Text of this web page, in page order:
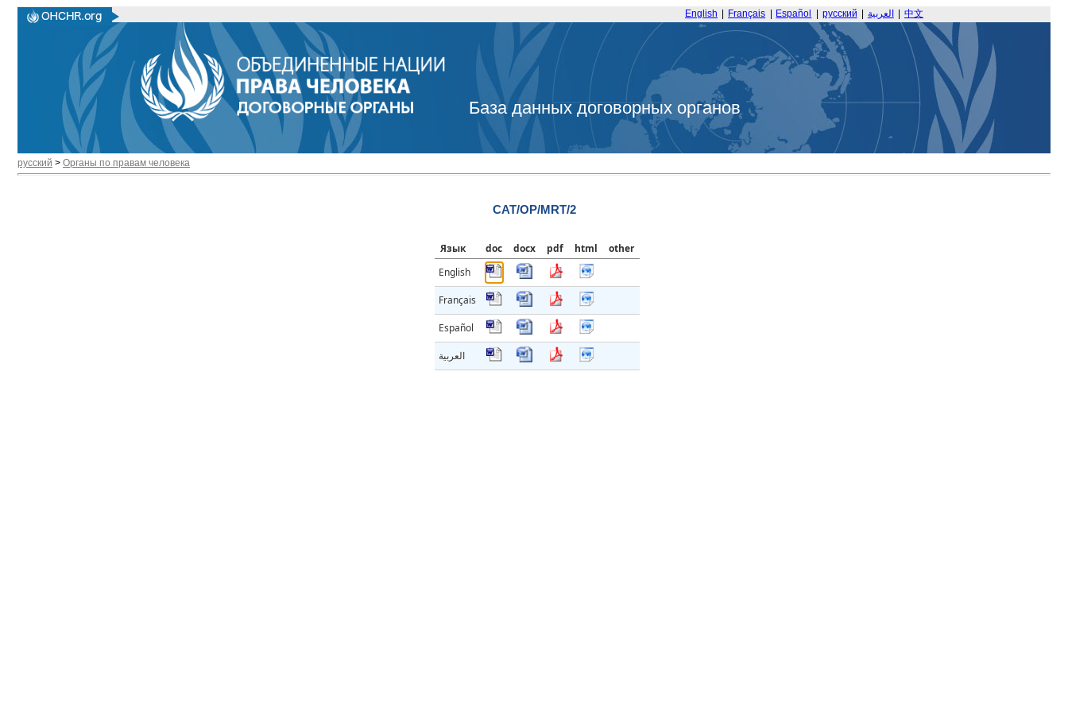
English Français Español русский العربية 中文
База данных договорных органов
русский > Органы по правам человека
CAT/OP/MRT/2
Язык doc docx pdf html
other
English
Français
Español
العربية